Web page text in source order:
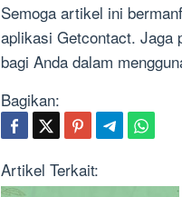
Semoga artikel ini
aplikasi Getcontact. Jaga
bagi Anda dalam
Bagikan:
Artikel Terkait: